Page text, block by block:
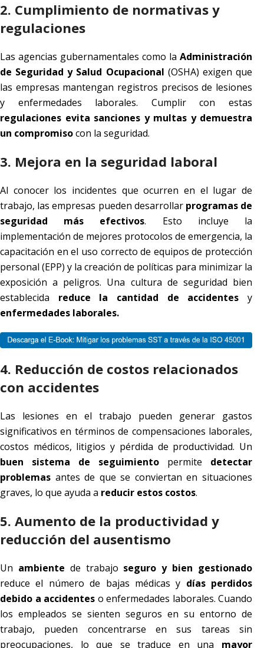
2. Cumplimiento de normativas y
regulaciones
Las agencias gubernamentales como la Administración
de Seguridad y Salud Ocupacional (OSHA) exigen que
las empresas mantengan registros precisos de lesiones
y enfermedades laborales. Cumplir con estas
regulaciones evita sanciones y multas y demuestra
un compromisocon la seguridad.
3. Mejora en la seguridad laboral
Al conocer los incidentes que ocurren en el lugar de
trabajo, las empresas pueden desarrollar programas de
seguridad más efectivos. Esto incluye la
implementación de mejores protocolos de emergencia, la
capacitación en el uso correcto de equipos de protección
personal (EPP) y la creación de políticas para minimizar la
exposición a peligros. Una cultura de seguridad bien
establecida reduce la cantidad de accidentes y
enfermedades laborales.
4. Reducción de costos relacionados
con accidentes
Las lesiones en el trabajo pueden generar gastos
significativos en términos de compensaciones laborales,
costos médicos, litigios y pérdida de productividad. Un
buen sistema de seguimiento permite detectar
problemas antes de que se conviertan en situaciones
graves, lo que ayuda a reducir estos costos.
5. Aumento de la productividad y
reducción del ausentismo
Un ambiente de trabajo seguro y bien gestionado
reduce el número de bajas médicas y días perdidos
debido a accidentes o enfermedades laborales. Cuando
los empleados se sienten seguros en su entorno de
trabajo, pueden concentrarse en sus tareas sin
preocupaciones, lo que se traduce en una mayor